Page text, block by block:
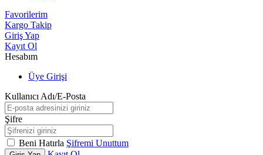
Favorilerim
Kargo Takip
Giriş Yap
Kayıt Ol
Hesabım
Üye Girişi
Kullanıcı Adı/E-Posta
Şifre
Beni Hatırla Şifremi Unuttum